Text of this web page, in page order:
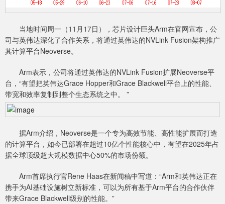
当地时间周一（11月17日），芯片设计巨头Arm在官网宣布，公
司与英伟达深化了合作关系，将通过英伟达的NVLink Fusion架构推广
其计算平台Neoverse。
Arm表示，公司将通过英伟达的NVLink Fusion扩展Neoverse平
台，“有望把英伟达Grace Hopper和Grace Blackwell平台上的性能、
带宽和效率复制到整个生态系统之中。 ”
据Arm介绍，Neoverse是一个专为高效节能、高性能扩展而打造
的计算平台，如今已部署在超过10亿个性能核心中，有望在2025年占
据全球顶级超大规模数据中心50%的市场份额。
Arm首席执行官Rene Haas在新闻稿中写道：“Arm和英伟达正在
携手为AI基础设施树立新标准，可以为所有基于Arm平台的合作伙伴
带来Grace Blackwell级别的性能。”